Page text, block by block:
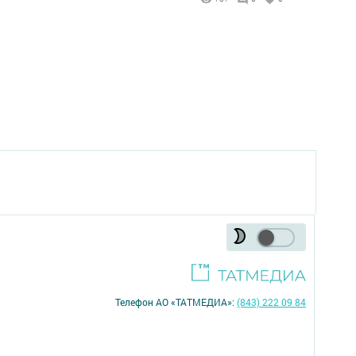
Телефон АО «ТАТМЕДИА»:(843) 222 09 84